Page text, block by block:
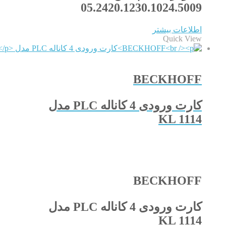
05.2420.1230.1024.5009
اطلاعات بیشتر
Quick View
BECKHOFF
کارت ورودی 4 کاناله PLC مدل
KL 1114
BECKHOFF
کارت ورودی 4 کاناله PLC مدل
KL 1114